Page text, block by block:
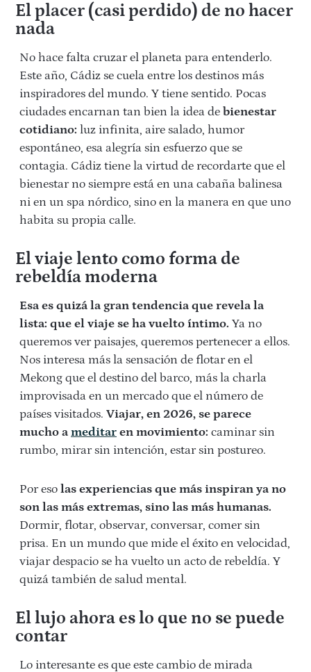
El placer (casi perdido) de no hacer
nada
No hace falta cruzar el planeta para entenderlo.
Este año, Cádiz se cuela entre los destinos más
inspiradores del mundo. Y tiene sentido. Pocas
ciudades encarnan tan bien la idea de bienestar
cotidiano: luz infinita, aire salado, humor
espontáneo, esa alegría sin esfuerzo que se
contagia. Cádiz tiene la virtud de recordarte que el
bienestar no siempre está en una cabaña balinesa
ni en un spa nórdico, sino en la manera en que uno
habita su propia calle.
El viaje lento como forma de
rebeldía moderna
Esa es quizá la gran tendencia que revela la
lista: que el viaje se ha vuelto íntimo. Ya no
queremos ver paisajes, queremos pertenecer a ellos.
Nos interesa más la sensación de flotar en el
Mekong que el destino del barco, más la charla
improvisada en un mercado que el número de
países visitados. Viajar, en 2026, se parece
mucho a meditar en movimiento: caminar sin
rumbo, mirar sin intención, estar sin postureo.
Por eso las experiencias que más inspiran ya no
son las más extremas, sino las más humanas.
Dormir, flotar, observar, conversar, comer sin
prisa. En un mundo que mide el éxito en velocidad,
viajar despacio se ha vuelto un acto de rebeldía. Y
quizá también de salud mental.
El lujo ahora es lo que no se puede
contar
Lo interesante es que este cambio de mirada